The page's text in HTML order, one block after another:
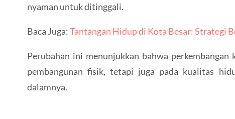
nyaman untuk ditinggali.
Baca Juga:Tantangan Hidup di Kota Besar: Strategi
Perubahan ini menunjukkan bahwa
pembangunan fisik, tetapi juga pada kualitas
dalamnya.